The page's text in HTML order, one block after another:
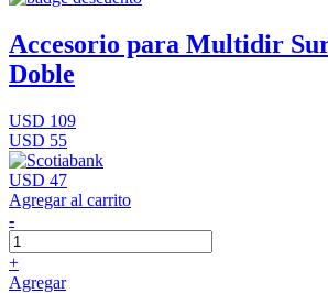
Accesorio para Multidir
Doble
USD 109
USD 55
USD 47
Agregar al carrito
-
+
Agregar